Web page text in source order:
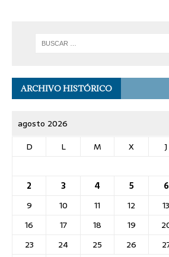
ARCHIVO HISTÓRICO
agosto 2026
D
L M X J
2
3 4 5 6
9
10 11 12 13
16
17 18 19
23
24 25 26